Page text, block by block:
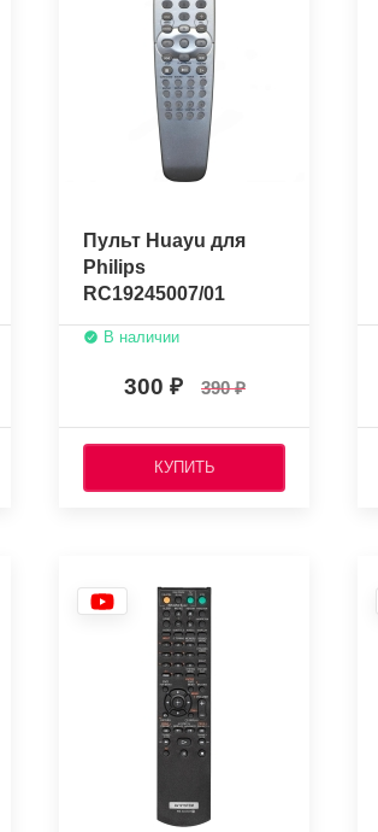
Пульт Huayu для
Philips
RC19245007/01
В наличии
300 390
КУПИТЬ